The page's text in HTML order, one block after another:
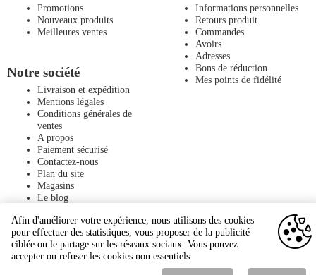
Promotions
Nouveaux produits
Meilleures ventes
Notre société
Livraison et expédition
Mentions légales
Conditions générales de
ventes
A propos
Paiement sécurisé
Contactez-nous
Plan du site
Magasins
Le blog
Informations personnelles
Retours produit
Commandes
Avoirs
Adresses
Bons de réduction
Mes points de fidélité
Afin d'améliorer votre expérience, nous utilisons des cookies
pour effectuer des statistiques, vous proposer de la publicité
ciblée ou le partage sur les réseaux sociaux. Vous pouvez
accepter ou refuser les cookies non essentiels.